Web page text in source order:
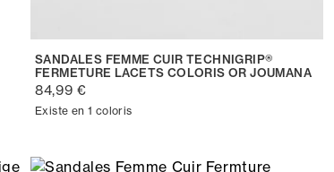
SANDALES FEMME CUIR TECHNIGRIP®
FERMETURE LACETS COLORIS OR JOUMANA
84,99 €
Existe en 1 coloris